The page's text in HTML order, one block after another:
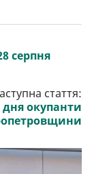
серпня
стаття:
окупанти